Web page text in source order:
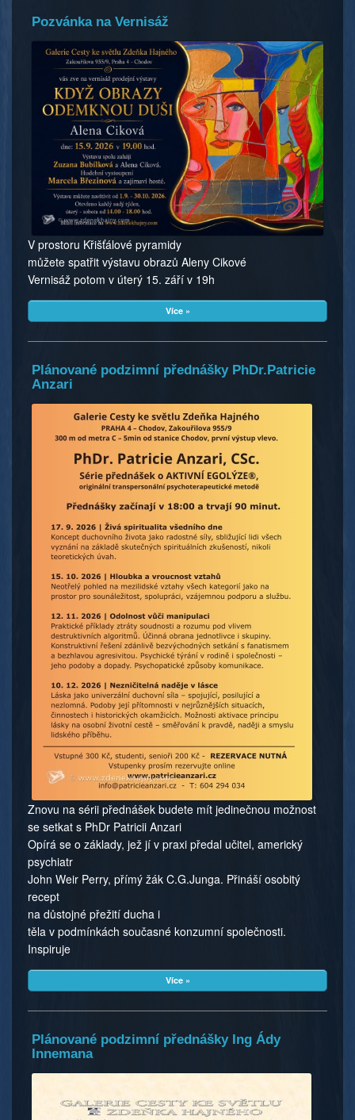
Pozvánka na Vernisáž
V prostoru Křišťálové pyramidy
můžete spatřit výstavu obrazů Aleny Cikové
Vernisáž potom v úterý 15. září v 19h
Více »
Plánované podzimní přednášky PhDr.Patricie
Anzari
Znovu na sérii přednášek budete mít jedinečnou možnost
se setkat s PhDr Patricii Anzari
Opírá se o základy, jež jí v praxi předal učitel, americký
psychiatr
John Weir Perry, přímý žák C.G.Junga. Přináší osobitý
recept
na důstojné přežití ducha i
těla v podmínkách současné konzumní společnosti.
Inspiruje
Více »
Plánované podzimní přednášky Ing Ády
Innemana